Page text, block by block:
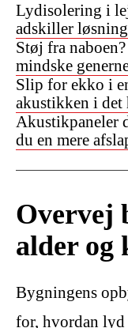
Lydisolering i
adskiller
Støj fra
mindske
Slip for ekko i
akustikken i det
Akustikpaneler
du en mere
Overvej
alder og
Bygningens
for, hvordan